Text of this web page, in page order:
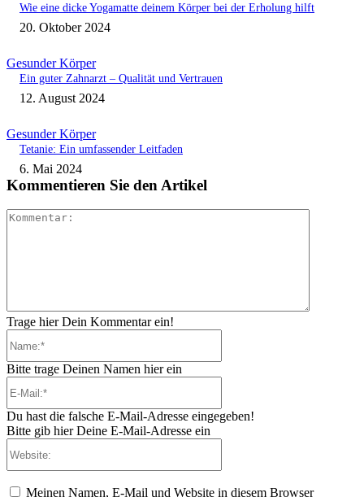
Wie eine dicke Yogamatte deinem Körper bei der Erholung hilft
20. Oktober 2024
Gesunder Körper
Ein guter Zahnarzt – Qualität und Vertrauen
12. August 2024
Gesunder Körper
Tetanie: Ein umfassender Leitfaden
6. Mai 2024
Kommentieren Sie den Artikel
Trage hier Dein Kommentar ein!
Bitte trage Deinen Namen hier ein
Du hast die falsche E-Mail-Adresse eingegeben!
Bitte gib hier Deine E-Mail-Adresse ein
Meinen Namen, E-Mail und Website in diesem Browser